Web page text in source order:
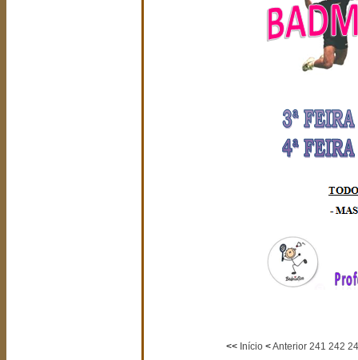
<< Início <Anterior 241 242